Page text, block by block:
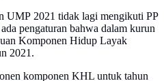
UMP 2021 tidak lagi mengikuti PP
pengaturan bahwa dalam kurun
Komponen Hidup Layak
2021.
komponen KHL untuk tahun